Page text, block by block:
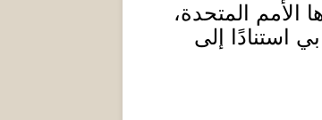
الأمم المتحدة،
استنادًا إلى